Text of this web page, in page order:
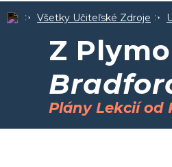
Všetky Učiteľské Zdroje
Z
Plány Lekcií od